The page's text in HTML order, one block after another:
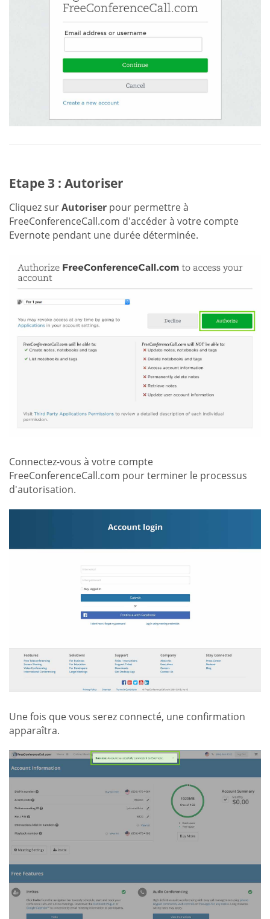
Etape 3 : Autoriser
Cliquez surAutoriser pour permettre à
FreeConferenceCall.com d'accéder à votre compte
Evernote pendant une durée déterminée.
Connectez-vous à votre compte
FreeConferenceCall.com pour terminer le processus
d'autorisation.
Une fois que vous serez connecté, une confirmation
apparaîtra.